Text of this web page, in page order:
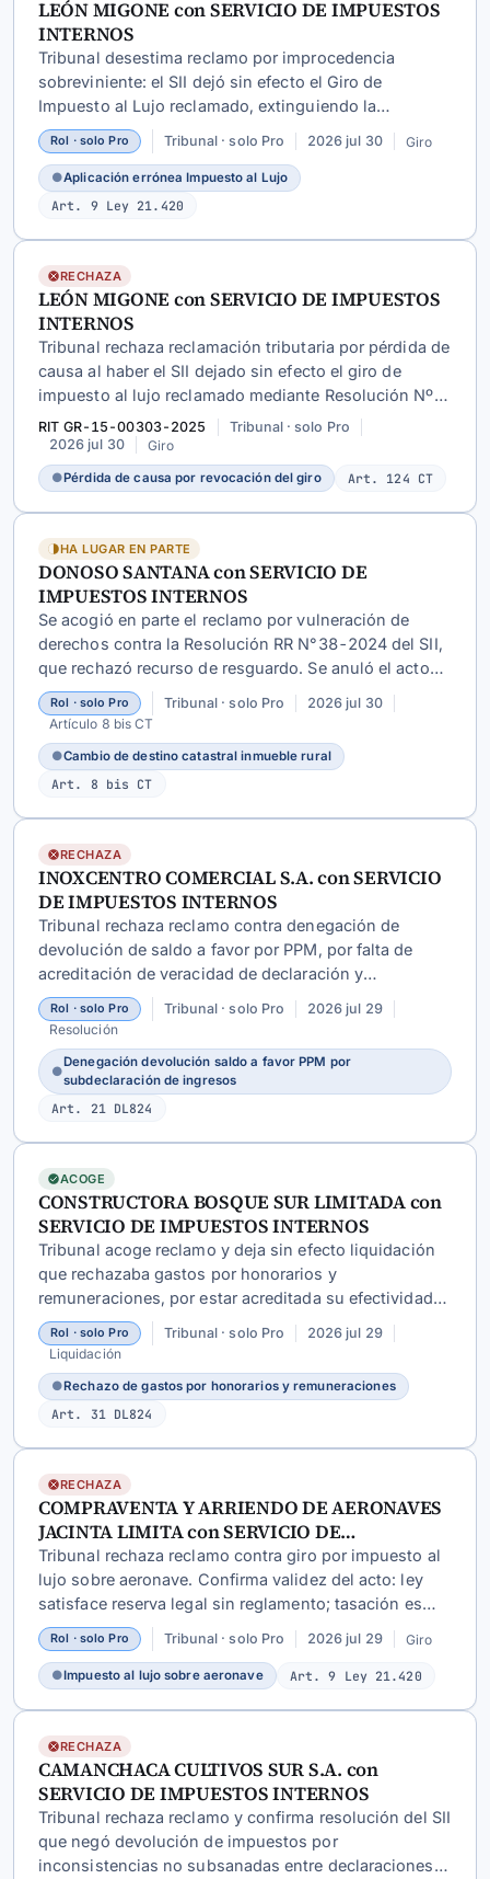
LEÓN MIGONE con SERVICIO DE IMPUESTOS
INTERNOS
Tribunal desestima reclamo por improcedencia
sobreviniente: el SII dejó sin efecto el Giro de
Impuesto al Lujo reclamado, extinguiendo la
controversia.
Rol · solo Pro Tribunal · solo Pro 2026 jul 30 Giro
●Aplicación errónea Impuesto al Lujo
Art. 9 Ley 21.420
RECHAZA
LEÓN MIGONE con SERVICIO DE IMPUESTOS
INTERNOS
Tribunal rechaza reclamación tributaria por pérdida de
causa al haber el SII dejado sin efecto el giro de
impuesto al lujo reclamado mediante Resolución Nº
50963707 de 18 de febrero de 2026.
RIT GR-15-00303-2025
Tribunal · solo Pro
2026 jul 30
Giro
●Pérdida de causa por revocación del giro Art. 124 CT
HA LUGAR EN PARTE
DONOSO SANTANA con SERVICIO DE
IMPUESTOS INTERNOS
Se acogió en parte el reclamo por vulneración de
derechos contra la Resolución RR N°38-2024 del SII,
que rechazó recurso de resguardo. Se anuló el acto
por falta de fundamentación, congruencia y
apreciación fundada de antecedentes, ordenando
nueva resolución del Director.
Rol · solo Pro Tribunal · solo Pro
2026 jul 30
Artículo 8 bis CT
●Cambio de destino catastral inmueble rural
Art. 8 bis CT
RECHAZA
INOXCENTRO COMERCIAL S.A. con SERVICIO
DE IMPUESTOS INTERNOS
Tribunal rechaza reclamo contra denegación de
devolución de saldo a favor por PPM, por falta de
acreditación de veracidad de declaración y
subdeclaración de ingresos detectada.
Rol · solo Pro Tribunal · solo Pro
2026 jul 29
Resolución
●
Denegación devolución saldo a favor PPM por
subdeclaración de ingresos
Art. 21 DL824
ACOGE
CONSTRUCTORA BOSQUE SUR LIMITADA con
SERVICIO DE IMPUESTOS INTERNOS
Tribunal acoge reclamo y deja sin efecto liquidación
que rechazaba gastos por honorarios y
remuneraciones, por estar acreditada su efectividad
mediante prueba documental y testimonial, pese a
inconsistencias formales en declaraciones.
Rol · solo Pro Tribunal · solo Pro
2026 jul 29
Liquidación
●Rechazo de gastos por honorarios y remuneraciones
Art. 31 DL824
RECHAZA
COMPRAVENTA Y ARRIENDO DE AERONAVES
JACINTA LIMITA con SERVICIO DE
IMPUESTOS INTERNOS
Tribunal rechaza reclamo contra giro por impuesto al
lujo sobre aeronave. Confirma validez del acto: ley
satisface reserva legal sin reglamento; tasación es
objetiva y documentada; reclamante no prueba
exención.
Rol · solo Pro Tribunal · solo Pro 2026 jul 29 Giro
●Impuesto al lujo sobre aeronave Art. 9 Ley 21.420
RECHAZA
CAMANCHACA CULTIVOS SUR S.A. con
SERVICIO DE IMPUESTOS INTERNOS
Tribunal rechaza reclamo y confirma resolución del SII
que negó devolución de impuestos por
inconsistencias no subsanadas entre declaraciones